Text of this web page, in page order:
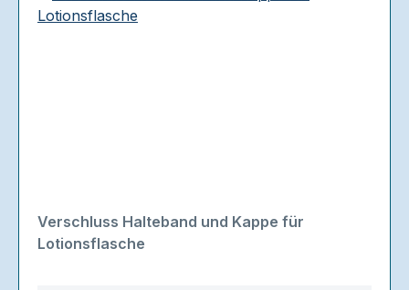
Verschluss Halteband und Kappe für
Lotionsflasche